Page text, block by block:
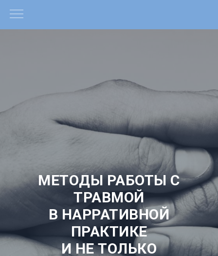
МЕТОДЫ РАБОТЫ С
ТРАВМОЙ
В НАРРАТИВНОЙ
ПРАКТИКЕ
И НЕ ТОЛЬКО